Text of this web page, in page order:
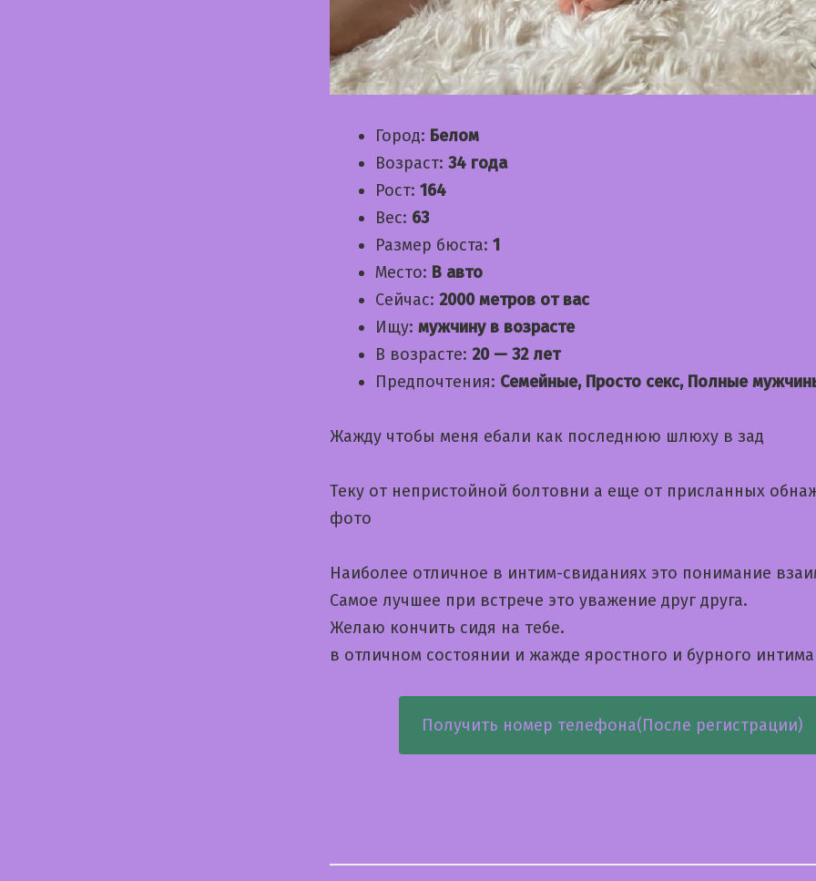
Город: Белом
Возраст: 34 года
Рост: 164
Вес: 63
Размер бюста: 1
Место: В авто
Сейчас: 2000 метров от вас
Ищу: мужчину в возрасте
В возрасте: 20 — 32 лет
Предпочтения: Семейные, Просто секс, Полные
Жажду чтобы меня ебали как последнюю шлюху в зад
Теку от непристойной болтовни а еще от присланных
фото
Наиболее отличное в интим-свиданиях это понимание
Самое лучшее при встрече это уважение друг друга.
Желаю кончить сидя на тебе.
в отличном состоянии и жажде яростного и бурного интима
Получить номер телефона(После регистрации)